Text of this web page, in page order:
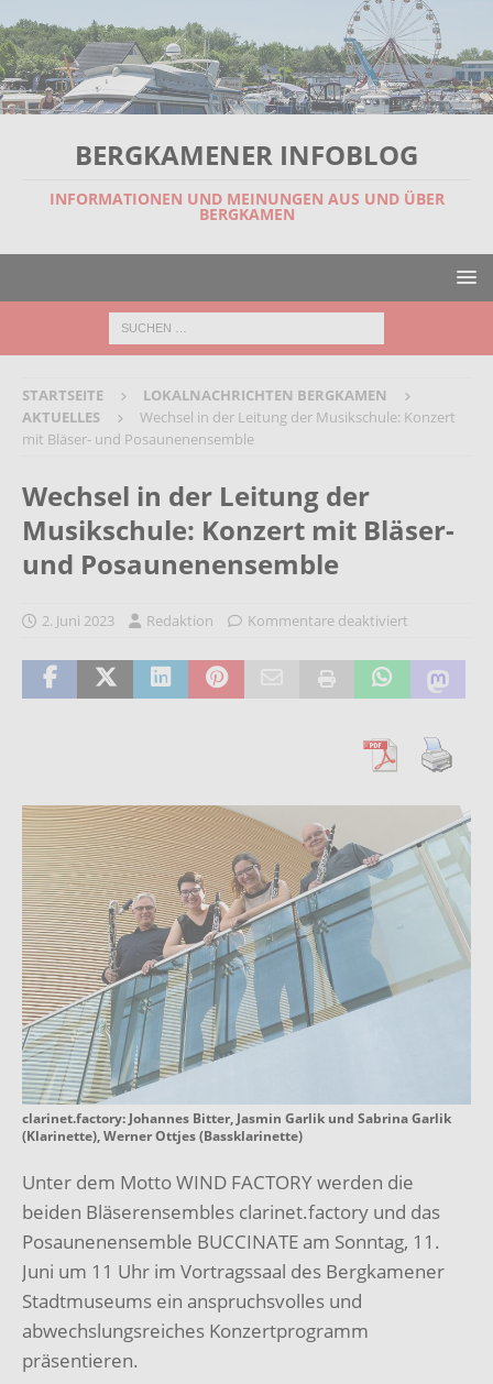
BERGKAMENER INFOBLOG
INFORMATIONEN UND MEINUNGEN AUS UND ÜBER
BERGKAMEN
STARTSEITE
LOKALNACHRICHTEN BERGKAMEN
AKTUELLES
Wechsel in der Leitung der Musikschule: Konzert
mit Bläser- und Posaunenensemble
Wechsel in der Leitung der
Musikschule: Konzert mit Bläser-
und Posaunenensemble
2. Juni 2023 Redaktion Kommentare deaktiviert
clarinet.factory: Johannes Bitter, Jasmin Garlik und Sabrina Garlik
(Klarinette), Werner Ottjes (Bassklarinette)
Unter dem Motto WIND FACTORY werden die
beiden Bläserensembles clarinet.factory und das
Posaunenensemble BUCCINATE am Sonntag, 11.
Juni um 11 Uhr im Vortragssaal des Bergkamener
Stadtmuseums ein anspruchsvolles und
abwechslungsreiches Konzertprogramm
präsentieren.